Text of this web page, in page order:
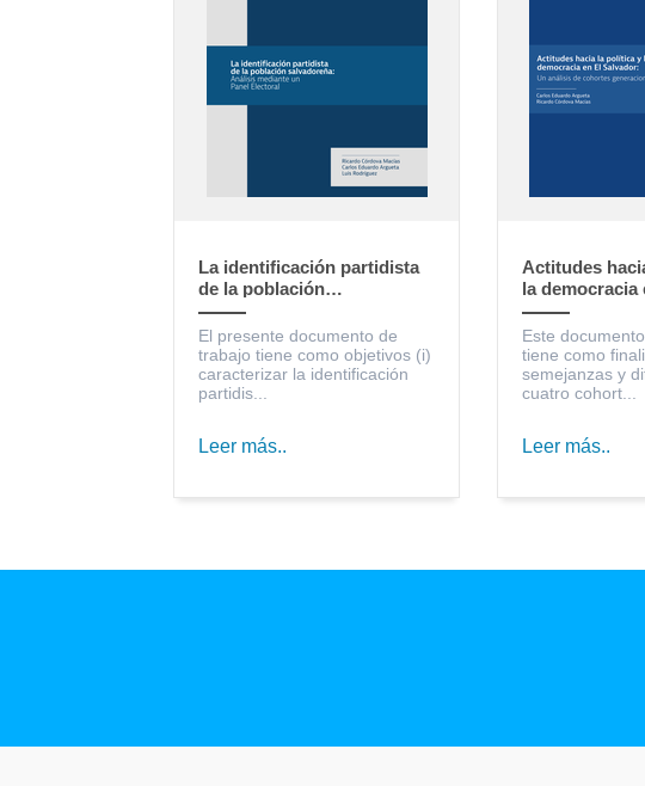
La identificación partidista
de la población
salvadoreña: Análisis
mediante un Panel Electoral
El presente documento de
trabajo tiene como objetivos (i)
caracterizar la identificación
partidis...
Leer más..
Actitudes
la democracia
Salvador: un
cohortes
Este
tiene como
semejanzas y
cuatro cohort...
Leer más..